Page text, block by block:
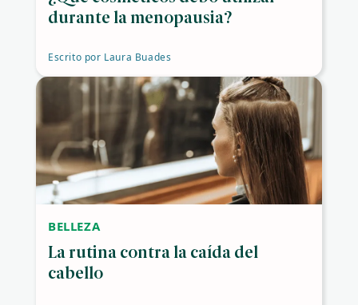
durante la menopausia?
Escrito por Laura Buades
BELLEZA
La rutina contra la caída del
cabello